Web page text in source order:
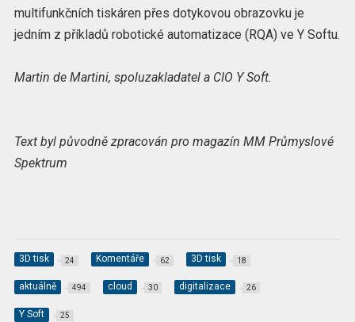
multifunkčních tiskáren přes dotykovou obrazovku je
jedním z příkladů robotické automatizace (RQA) ve Y Softu.
Martin de Martini, spoluzakladatel a CIO Y Soft.
Text byl původně zpracován pro magazín MM Průmyslové
Spektrum
3D tisk 24 Komentáře 62 3D tisk 18
aktuálně 494 cloud 30 digitalizace 26
Y Soft 25